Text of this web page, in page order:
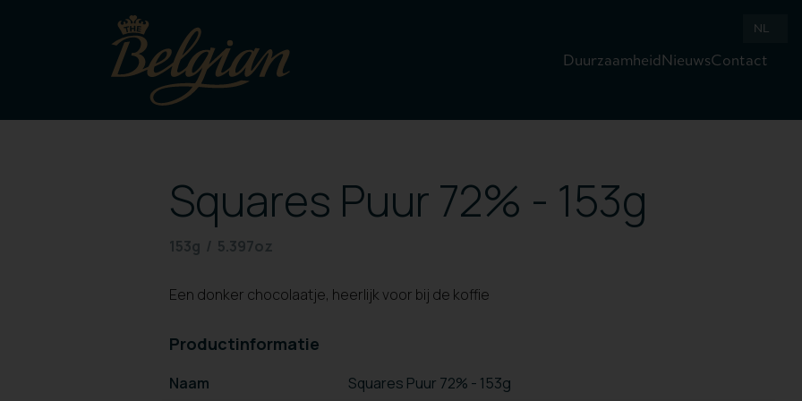
NL
DuurzaamheidNieuwsContact
Squares Puur 72% - 153g
153g / 5.397oz
Een donker chocolaatje, heerlijk voor bij de koffie
Productinformatie
Naam
Squares Puur 72% - 153g